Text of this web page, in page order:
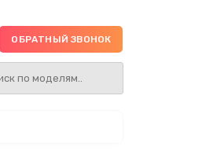
ОБРАТНЫЙ ЗВОНОК